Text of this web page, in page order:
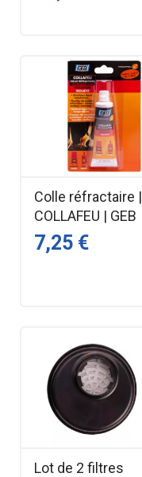
Colle réfractaire |
COLLAFEU | GEB
7,25 €
Lot de 2 filtres